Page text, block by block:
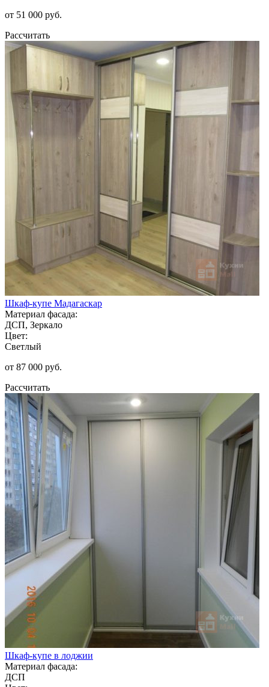
от 51 000 руб.
Рассчитать
Шкаф-купе Мадагаскар
Материал фасада:
ДСП, Зеркало
Цвет:
Светлый
от 87 000 руб.
Рассчитать
Шкаф-купе в лоджии
Материал фасада:
ДСП